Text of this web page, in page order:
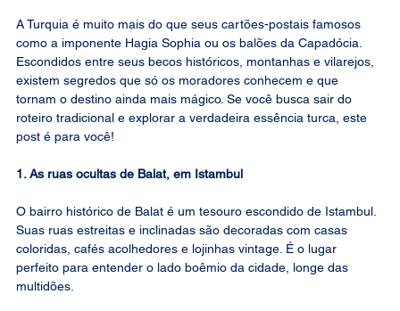
A Turquia é muito mais do que seus cartões-postais famosos
como a imponente Hagia Sophia ou os balões da Capadócia.
Escondidos entre seus becos históricos, montanhas e vilarejos,
existem segredos que só os moradores conhecem e que
tornam o destino ainda mais mágico. Se você busca sair do
roteiro tradicional e explorar a verdadeira essência turca, este
post é para você!
1. As ruas ocultas de Balat, em Istambul
O bairro histórico de Balat é um tesouro escondido de Istambul.
Suas ruas estreitas e inclinadas são decoradas com casas
coloridas, cafés acolhedores e lojinhas vintage. É o lugar
perfeito para entender o lado boêmio da cidade, longe das
multidões.